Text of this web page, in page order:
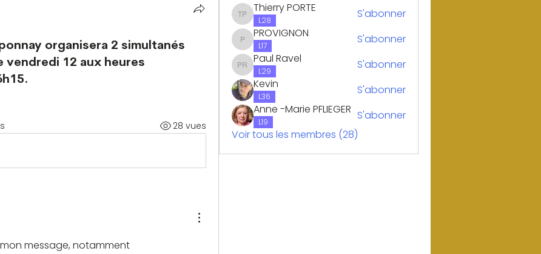
organisera 2 simultanés
vendredi 12 aux heures
28 vues
message, notamment
Thierry PORTE
Thierry PORTE
L28 S'abonner
PROVIGNON
PROVIGNON
L17 S'abonner
Paul Ravel
Paul Ravel
L29
S'abonner
Kevin
L36
S'abonner
Anne -Marie PFLIEGER
L19
S'abonner
Voir tous les membres (28)